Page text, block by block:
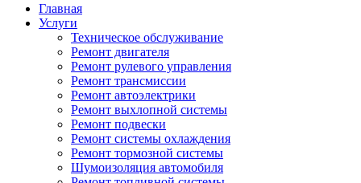
Главная
Услуги
Техническое обслуживание
Ремонт двигателя
Ремонт рулевого управления
Ремонт трансмиссии
Ремонт автоэлектрики
Ремонт выхлопной системы
Ремонт подвески
Ремонт системы охлаждения
Ремонт тормозной системы
Шумоизоляция автомобиля